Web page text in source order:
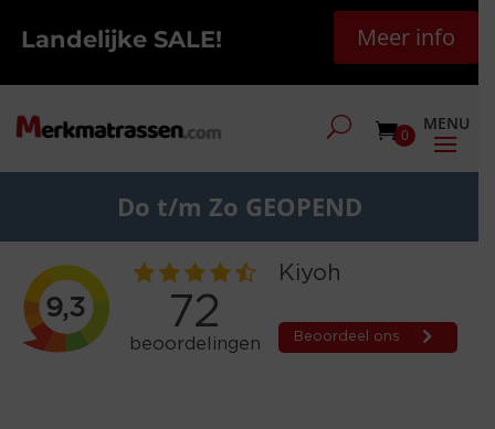
Landelijke SALE! Meer info
0
Do t/m Zo GEOPEND